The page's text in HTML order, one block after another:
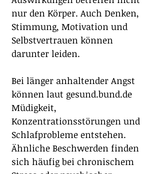
nur den Körper. Auch Denken,
Stimmung, Motivation und
Selbstvertrauen können
darunter leiden.
Bei länger anhaltender Angst
können laut gesund.bund.de
Müdigkeit,
Konzentrationsstörungen und
Schlafprobleme entstehen.
Ähnliche Beschwerden finden
sich häufig bei chronischem